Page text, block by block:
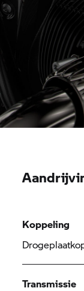
Koppeling
Transmissie